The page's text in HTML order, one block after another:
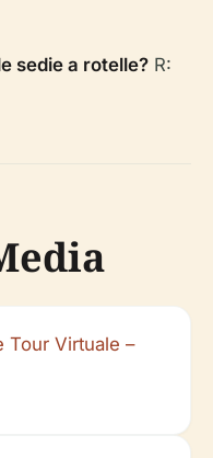
sedie a rotelle? R:
Tour Virtuale –